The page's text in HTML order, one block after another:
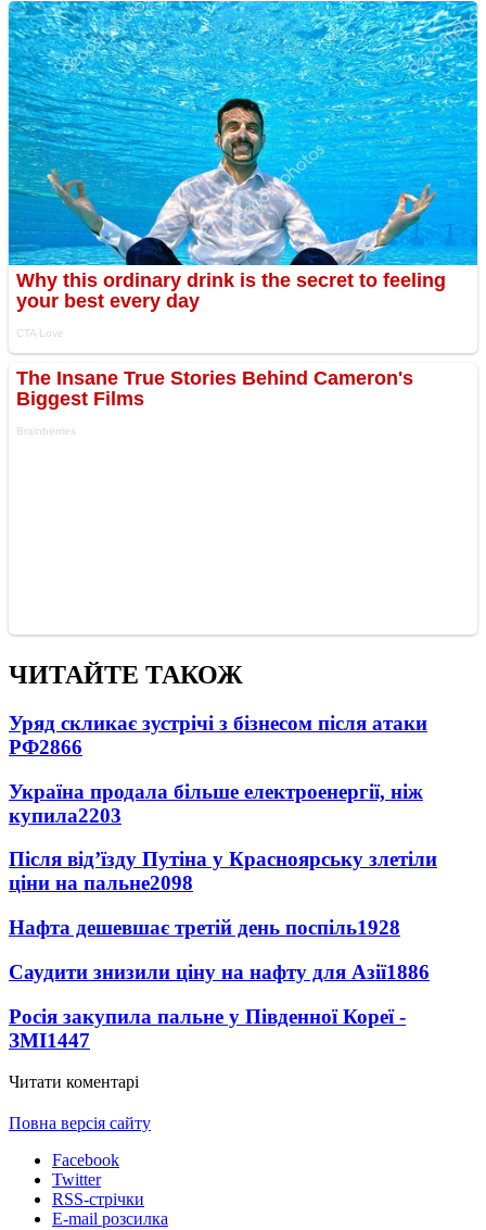
ЧИТАЙТЕ ТАКОЖ
Уряд скликає зустрічі з бізнесом після атаки
РФ2866
Україна продала більше електроенергії, ніж
купила2203
Після від’їзду Путіна у Красноярську злетіли
ціни на пальне2098
Нафта дешевшає третій день поспіль1928
Саудити знизили ціну на нафту для Азії1886
Росія закупила пальне у Південної Кореї -
ЗМІ1447
Читати коментарі
Повна версія сайту
Facebook
Twitter
RSS-стрічки
E-mail розсилка